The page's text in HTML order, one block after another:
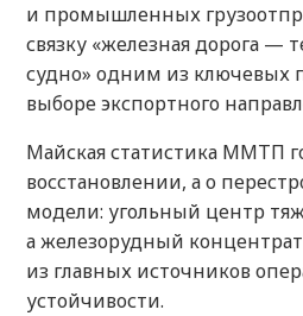
и промышленных
связку «железная дорога
судно» одним из ключевых
выборе экспортного
Майская статистика ММТП
восстановлении, а о
модели: угольный центр
а железорудный
из главных источников
устойчивости.